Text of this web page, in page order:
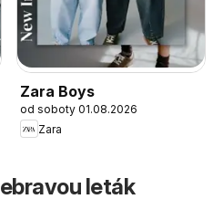
Zara Boys
od soboty 01.08.2026
Zara
leták